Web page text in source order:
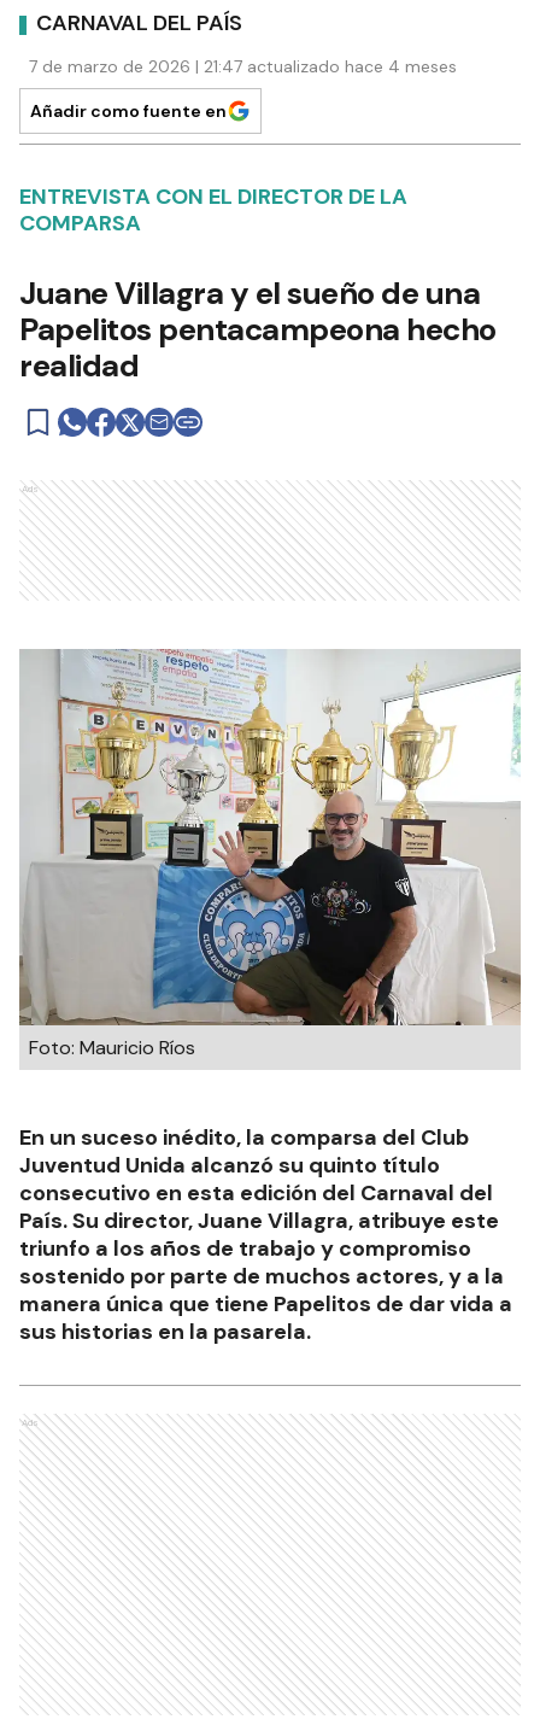
CARNAVAL DEL PAÍS
7 de marzo de 2026 | 21:47 actualizado hace 4 meses
Añadir como fuente en
ENTREVISTA CON EL DIRECTOR DE LA
COMPARSA
Juane Villagra y el sueño de una
Papelitos pentacampeona hecho
realidad
Ads
Foto: Mauricio Ríos
En un suceso inédito, la comparsa del Club
Juventud Unida alcanzó su quinto título
consecutivo en esta edición del Carnaval del
País. Su director, Juane Villagra, atribuye este
triunfo a los años de trabajo y compromiso
sostenido por parte de muchos actores, y a la
manera única que tiene Papelitos de dar vida a
sus historias en la pasarela.
Ads